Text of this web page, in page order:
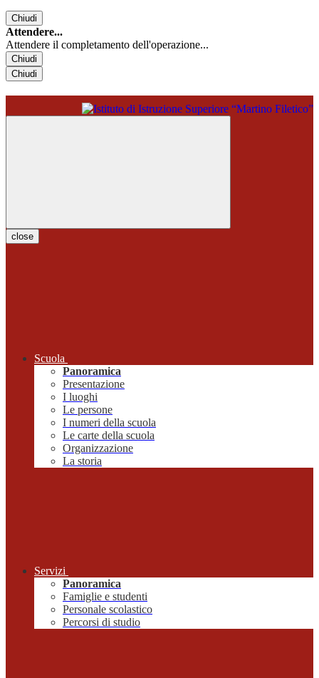
Chiudi
Attendere...
Attendere il completamento dell'operazione...
Chiudi
Chiudi
close
Scuola
Panoramica
Presentazione
I luoghi
Le persone
I numeri della scuola
Le carte della scuola
Organizzazione
La storia
Servizi
Panoramica
Famiglie e studenti
Personale scolastico
Percorsi di studio